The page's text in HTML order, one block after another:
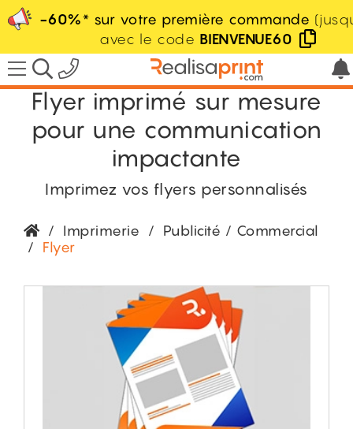
-60%* sur votre première commande
avec le code BIENVENUE60
Flyer imprimé sur mesure
pour une communication
impactante
Imprimez vos flyers personnalisés
/ Imprimerie /
Publicité / Commercial
/
Flyer